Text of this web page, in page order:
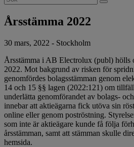
for:
Årsstämma 2022
30 mars, 2022 - Stockholm
Årsstämma i AB Electrolux (publ) hölls
2022. Mot bakgrund av risken för
genomfördes bolagsstämman genom
14 och 15 §§ lagen (2022:121) om
underlätta genomförandet av bolags-
innebar att aktieägarna fick utöva sin
online eller genom poströstning.
som inte är aktieägare kunde få följa
årsstämman, samt att stämman skulle
hemsida.